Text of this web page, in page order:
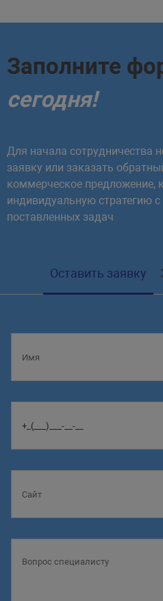
Заполните
сегодня!
Для начала сотрудничества
заявку или заказать
коммерческое предложение,
индивидуальную стратегию
поставленных задач
Оставить заявку